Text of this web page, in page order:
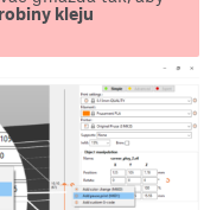
kleju